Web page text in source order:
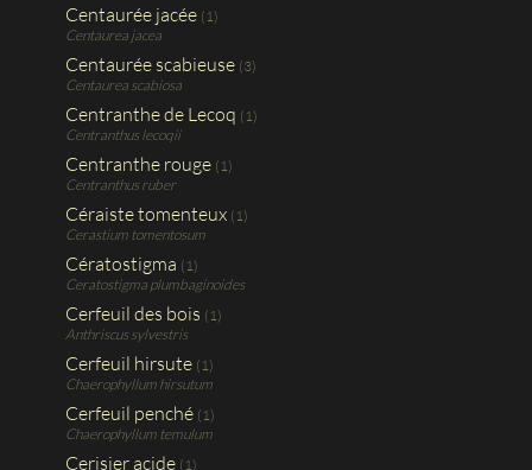
Centaurée jacée (1)
Centaurea jacea
Centaurée scabieuse (3)
Centaurea scabiosa
Centranthe de Lecoq (1)
Centranthus lecoqii
Centranthe rouge (1)
Centranthus ruber
Céraiste tomenteux (1)
Cerastium tomentosum
Cératostigma (1)
Ceratostigma plumbaginoides
Cerfeuil des bois (1)
Anthriscus sylvestris
Cerfeuil hirsute (1)
Chaerophyllum hirsutum
Cerfeuil penché (1)
Chaerophyllum temulum
Cerisier acide (1)